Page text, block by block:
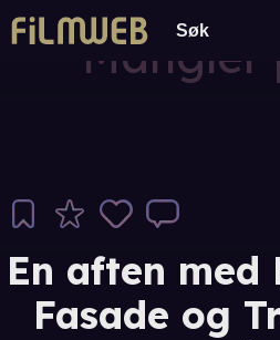
Mangler
En aften med
Fasade og